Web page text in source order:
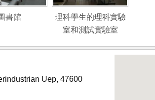
書館
理科學生的理科實驗
室和測試實驗室
Uep, 47600